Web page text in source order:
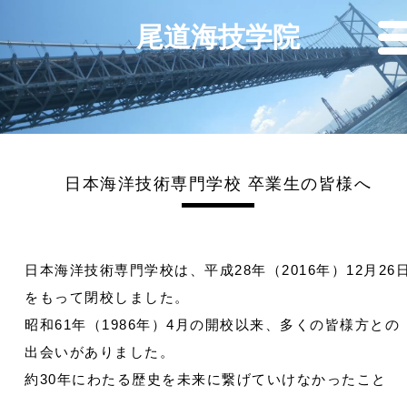
日本海洋技術専門学校 卒業生の皆様へ
日本海洋技術専門学校は、平成28年（2016年）12月26
をもって閉校しました。
昭和61年（1986年）4月の開校以来、多くの皆様方との
出会いがありました。
約30年にわたる歴史を未来に繋げていけなかったこと
尾道海技学院